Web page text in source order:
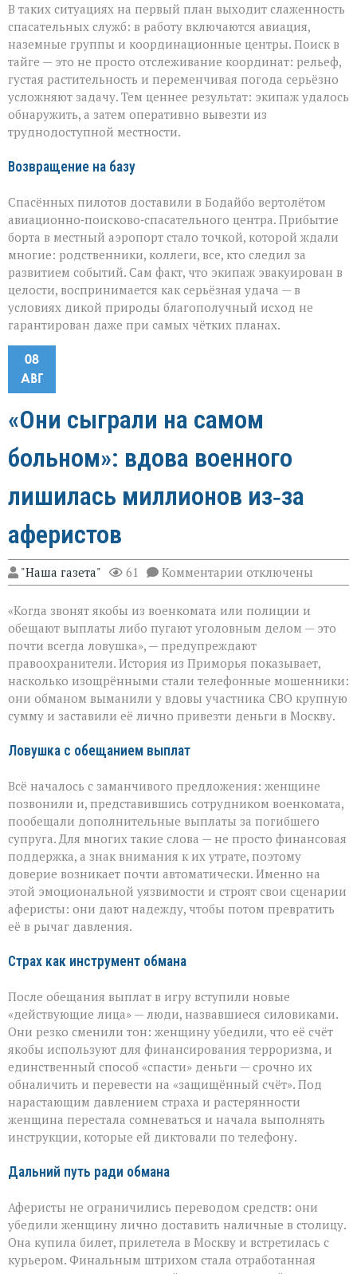
В таких ситуациях на первый план выходит слаженность
спасательных служб: в работу включаются авиация,
наземные группы и координационные центры. Поиск в
тайге — это не просто отслеживание координат: рельеф,
густая растительность и переменчивая погода серьёзно
усложняют задачу. Тем ценнее результат: экипаж удалось
обнаружить, а затем оперативно вывезти из
труднодоступной местности.
Возвращение на базу
Спасённых пилотов доставили в Бодайбо вертолётом
авиационно‑поисково‑спасательного центра. Прибытие
борта в местный аэропорт стало точкой, которой ждали
многие: родственники, коллеги, все, кто следил за
развитием событий. Сам факт, что экипаж эвакуирован в
целости, воспринимается как серьёзная удача — в
условиях дикой природы благополучный исход не
гарантирован даже при самых чётких планах.
08
АВГ
«Они сыграли на самом
больном»: вдова военного
лишилась миллионов из‑за
аферистов
"Наша газета" 61 Комментарии к
записи
сыграли
на
самом
больном»:
вдова
военного
лишилась
миллионов
из‑за
отключены
«Когда звонят якобы из военкомата или полиции и
обещают выплаты либо пугают уголовным делом — это
почти всегда ловушка», — предупреждают
правоохранители. История из Приморья показывает,
насколько изощрёнными стали телефонные мошенники:
они обманом выманили у вдовы участника СВО крупную
сумму и заставили её лично привезти деньги в Москву.
Ловушка с обещанием выплат
Всё началось с заманчивого предложения: женщине
позвонили и, представившись сотрудником военкомата,
пообещали дополнительные выплаты за погибшего
супруга. Для многих такие слова — не просто финансовая
поддержка, а знак внимания к их утрате, поэтому
доверие возникает почти автоматически. Именно на
этой эмоциональной уязвимости и строят свои сценарии
аферисты: они дают надежду, чтобы потом превратить
её в рычаг давления.
Страх как инструмент обмана
После обещания выплат в игру вступили новые
«действующие лица» — люди, назвавшиеся силовиками.
Они резко сменили тон: женщину убедили, что её счёт
якобы используют для финансирования терроризма, и
единственный способ «спасти» деньги — срочно их
обналичить и перевести на «защищённый счёт». Под
нарастающим давлением страха и растерянности
женщина перестала сомневаться и начала выполнять
инструкции, которые ей диктовали по телефону.
Дальний путь ради обмана
Аферисты не ограничились переводом средств: они
убедили женщину лично доставить наличные в столицу.
Она купила билет, прилетела в Москву и встретилась с
курьером. Финальным штрихом стала отработанная